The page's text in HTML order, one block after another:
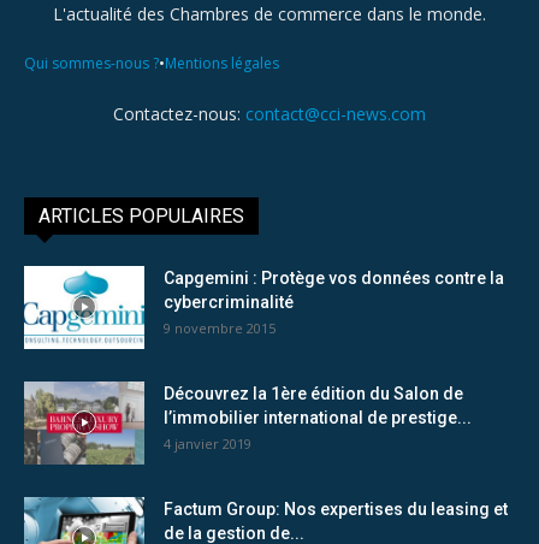
L'actualité des Chambres de commerce dans le monde.
Qui sommes-nous ?•Mentions légales
Contactez-nous: contact@cci-news.com
ARTICLES POPULAIRES
Capgemini : Protège vos données contre la
cybercriminalité
9 novembre 2015
Découvrez la 1ère édition du Salon de
l’immobilier international de prestige...
4 janvier 2019
Factum Group: Nos expertises du leasing et
de la gestion de...